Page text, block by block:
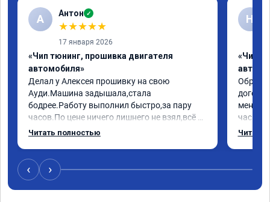
А Антон ✓
★★★★★
17 января 2026
«Чип тюнинг, прошивка двигателя
автомобиля»
Делал у Алексея прошивку на свою
Ауди.Машина задышала,стала
бодрее.Работу выполнил быстро,за пару
часов.По цене ничего лишнего не взял,всё
как договаривались заранее.После работы
случае поломки авто.Однозначно
рекомендую Алексея как грамотного
специалиста!
Читать полностью
Н
«Чип
меня
час
Арман
Читать
‹ ›